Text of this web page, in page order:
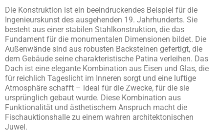
Die Konstruktion ist ein beeindruckendes Beispiel für die
Ingenieurskunst des ausgehenden 19. Jahrhunderts. Sie
besteht aus einer stabilen Stahlkonstruktion, die das
Fundament für die monumentalen Dimensionen bildet. Die
Außenwände sind aus robusten Backsteinen gefertigt, die
dem Gebäude seine charakteristische Patina verleihen. Das
Dach ist eine elegante Kombination aus Eisen und Glas, die
für reichlich Tageslicht im Inneren sorgt und eine luftige
Atmosphäre schafft – ideal für die Zwecke, für die sie
ursprünglich gebaut wurde. Diese Kombination aus
Funktionalität und ästhetischem Anspruch macht die
Fischauktionshalle zu einem wahren architektonischen
Juwel.